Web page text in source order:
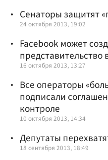
Сенаторы защитят
24 октября 2013, 19:02
Facebook может
представительство
16 октября 2013, 13:27
Все операторы
подписали
контроле
10 октября 2013, 14:34
Депутаты
18 сентября 2013, 18:49